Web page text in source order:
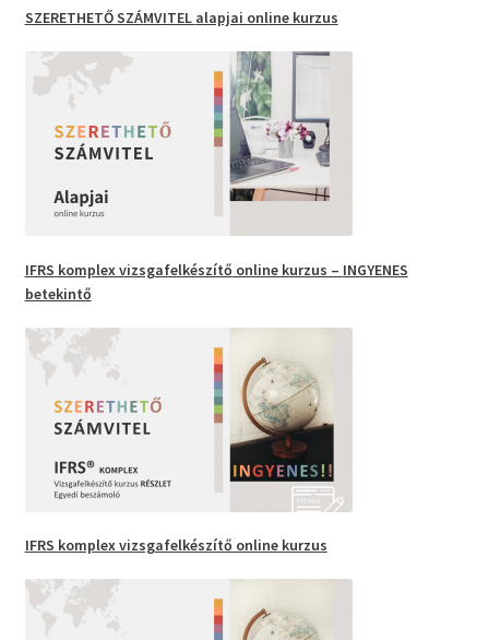
SZERETHETŐ SZÁMVITEL alapjai online kurzus
IFRS komplex vizsgafelkészítő online kurzus – INGYENES
betekintő
IFRS komplex vizsgafelkészítő online kurzus